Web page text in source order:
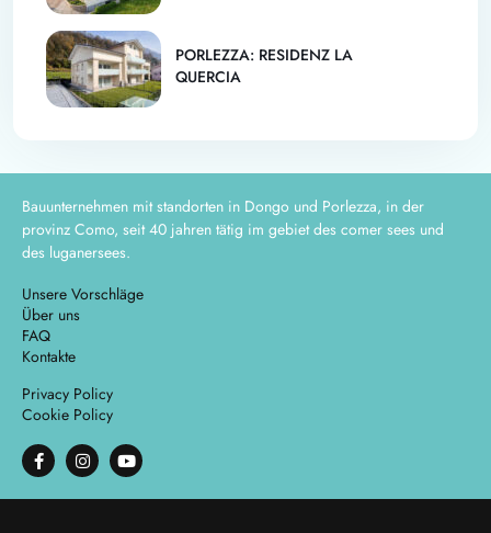
PORLEZZA: RESIDENZ LA
QUERCIA
Bauunternehmen mit standorten in Dongo und Porlezza, in der
provinz Como, seit 40 jahren tätig im gebiet des comer sees und
des luganersees.
Unsere Vorschläge
Über uns
FAQ
Kontakte
Privacy Policy
Cookie Policy